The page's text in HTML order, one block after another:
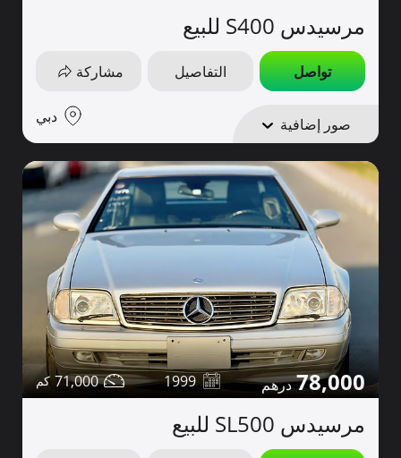
مرسيدس S400 للبيع
تواصل التفاصيل مشاركة
صور إضافية دبي
78,000
1999
71,000
مرسيدس SL500 للبيع